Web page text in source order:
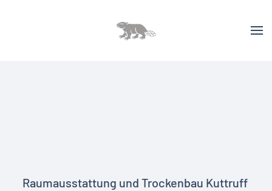
Raumausstattung und Trockenbau Kuttruff